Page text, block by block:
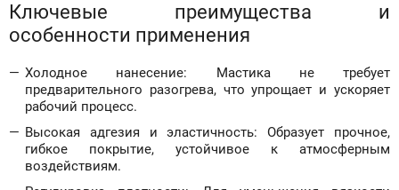
Ключевые преимущества и
особенности применения
Холодное нанесение: Мастика не требует
предварительного разогрева, что упрощает и ускоряет
рабочий процесс.
Высокая адгезия и эластичность: Образует прочное,
гибкое покрытие, устойчивое к атмосферным
воздействиям.